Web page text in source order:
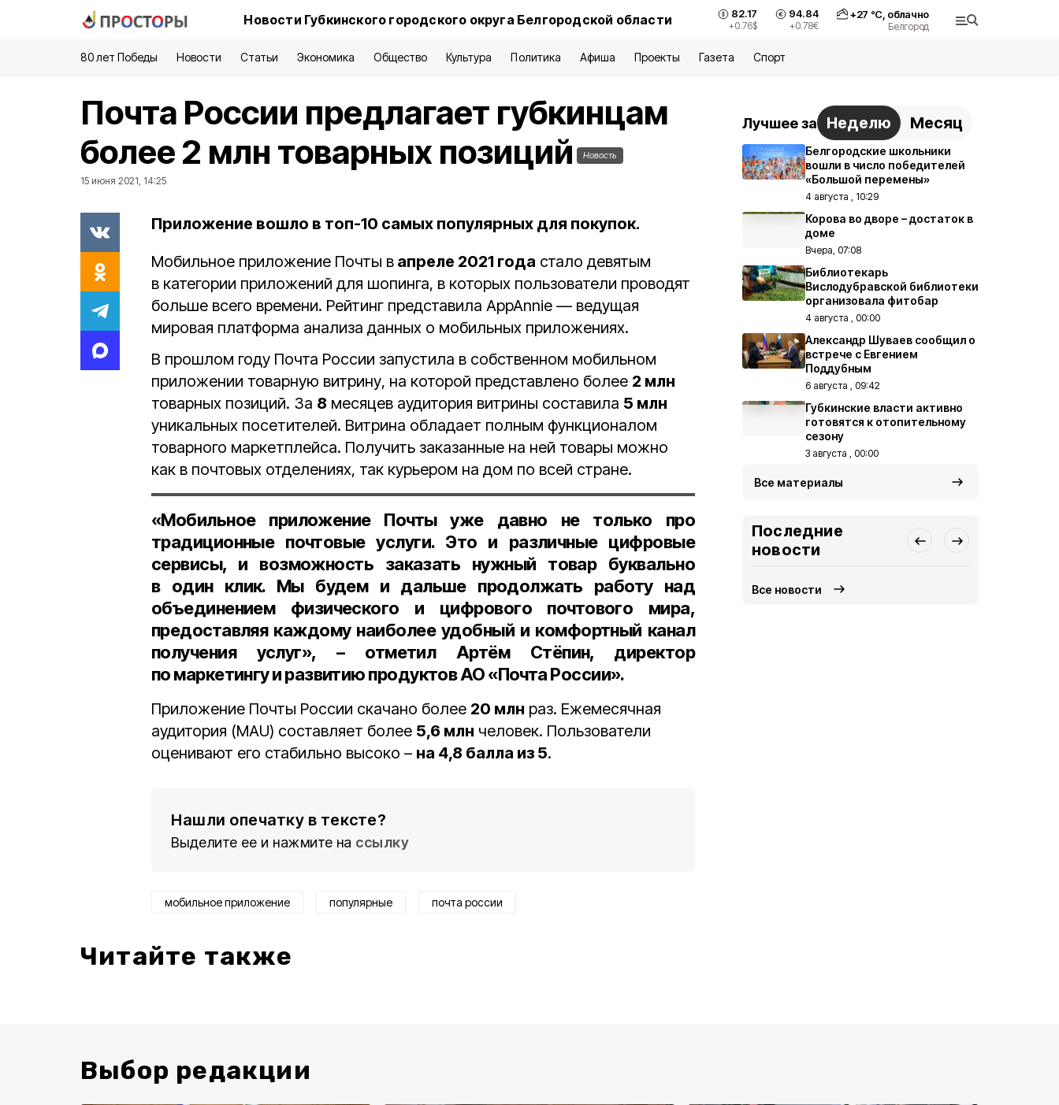
Новости Губкинского городского округа Белгородской области 82.17
+0.76$
94.84
+0.78€
+27 °С, облачно
Белгород
80 лет Победы Новости Статьи Экономика Общество Культура Политика Афиша Проекты Газета Спорт
Почта России предлагает губкинцам
более 2 млн товарных позиций
Новость
15 июня 2021, 14:25
Приложение вошло в топ-10 самых популярных для покупок.
Мобильное приложение Почты в апреле 2021 года стало девятым
в категории приложений для шопинга, в которых пользователи проводят
больше всего времени. Рейтинг представила AppAnnie — ведущая
мировая платформа анализа данных о мобильных приложениях.
В прошлом году Почта России запустила в собственном мобильном
приложении товарную витрину, на которой представлено более 2 млн
товарных позиций. За 8 месяцев аудитория витрины составила 5 млн
уникальных посетителей. Витрина обладает полным функционалом
товарного маркетплейса. Получить заказанные на ней товары можно
как в почтовых отделениях, так курьером на дом по всей стране.
«Мобильное приложение Почты уже давно не только про
традиционные почтовые услуги. Это и различные цифровые
сервисы, и возможность заказать нужный товар буквально
в один клик. Мы будем и дальше продолжать работу над
объединением физического и цифрового почтового мира,
предоставляя каждому наиболее удобный и комфортный канал
получения услуг», – отметил Артём Стёпин, директор
по маркетингу и развитию продуктов АО «Почта России».
Приложение Почты России скачано более 20 млн раз. Ежемесячная
аудитория (MAU) составляет более 5,6 млн человек. Пользователи
оценивают его стабильно высоко – на 4,8 балла из 5.
Нашли опечатку в тексте?
Выделите ее и нажмите на ссылку
мобильное приложение популярные почта россии
Читайте также
Лучшее за Неделю Месяц
Белгородские школьники
вошли в число победителей
«Большой перемены»
4 августа , 10:29
Корова во дворе – достаток в
доме
Вчера, 07:08
Библиотекарь
Вислодубравской библиотеки
организовала фитобар
4 августа , 00:00
Александр Шуваев сообщил о
встрече с Евгением
Поддубным
6 августа , 09:42
Губкинские власти активно
готовятся к отопительному
сезону
3 августа , 00:00
Все материалы
Последние
новости
Все новости
Выбор редакции